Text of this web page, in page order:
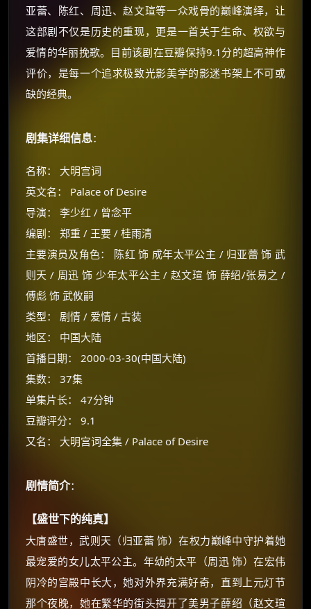
亚蕾、陈红、周迅、赵文瑄等一众戏骨的巅峰演绎，让
这部剧不仅是历史的重现，更是一首关于生命、权欲与
爱情的华丽挽歌。目前该剧在豆瓣保持9.1分的超高神作
评价，是每一个追求极致光影美学的影迷书架上不可或
缺的经典。
剧集详细信息：
名称： 大明宫词
英文名： Palace of Desire
导演： 李少红 / 曾念平
编剧： 郑重 / 王要 / 桂雨清
主要演员及角色： 陈红 饰 成年太平公主 / 归亚蕾 饰 武
则天 / 周迅 饰 少年太平公主 / 赵文瑄 饰 薛绍/张易之 /
傅彪 饰 武攸嗣
类型： 剧情 / 爱情 / 古装
地区： 中国大陆
首播日期： 2000-03-30(中国大陆)
集数： 37集
单集片长： 47分钟
豆瓣评分： 9.1
又名： 大明宫词全集 / Palace of Desire
剧情简介：
【盛世下的纯真】
大唐盛世，武则天（归亚蕾 饰）在权力巅峰中守护着她
最宠爱的女儿太平公主。年幼的太平（周迅 饰）在宏伟
阴冷的宫殿中长大，她对外界充满好奇，直到上元灯节
那个夜晚，她在繁华的街头揭开了美男子薛绍（赵文瑄
🧧 福利领取站
☕
朋友们辛苦了 💦